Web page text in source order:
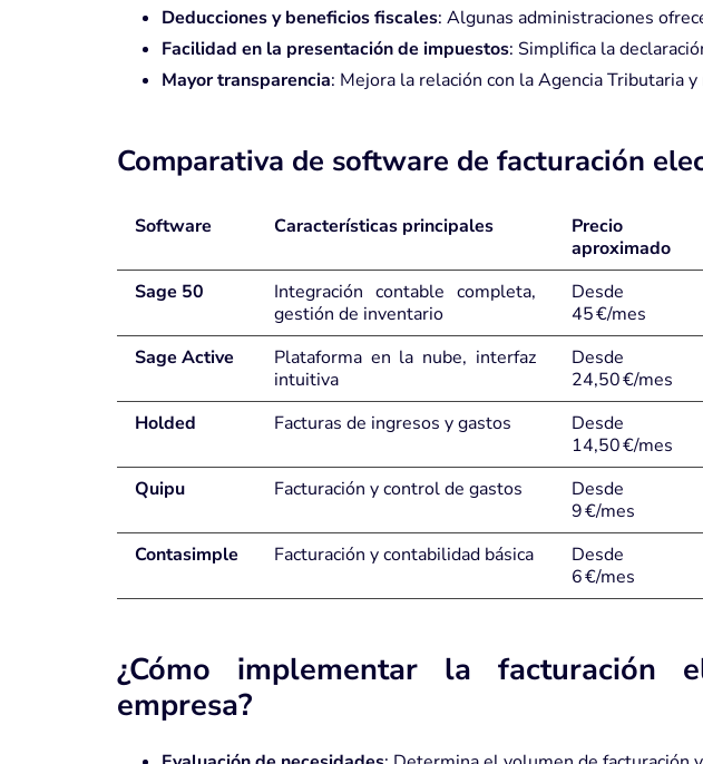
Deducciones y beneficios fiscales: Algunas administraciones
Facilidad en la presentación de impuestos: Simplifica la
Mayor transparencia: Mejora la relación con la Agencia Tributaria
Comparativa de software de facturación
Software Características principales
Precio
aproximado
Sage 50
Integración contable completa,
gestión de inventario
Desde
45 €/mes
Sage Active
Plataforma en la nube, interfaz
intuitiva
Desde
24,50 €/mes
Holded
Facturas de ingresos y gastos
Desde
14,50 €/mes
Quipu
Facturación y control de gastos
Desde
9 €/mes
Contasimple
Facturación y contabilidad básica
Desde
6 €/mes
¿Cómo implementar la facturación
empresa?